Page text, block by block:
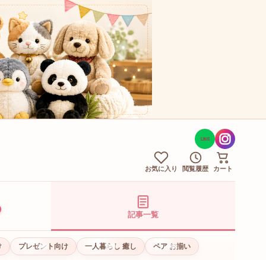
LINE
お気に入り 閲覧履歴 カート
記事一覧
プレゼント向け 一人暮らし 癒し
ペア お揃い